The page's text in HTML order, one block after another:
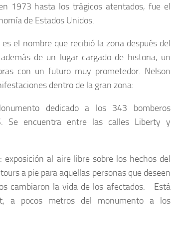
1973 hasta los trágicos atentados, fue el
de Estados Unidos.
es el nombre que recibió la zona después del
de un lugar cargado de historia, un
con un futuro muy prometedor. Nelson
dentro de la gran zona:
dedicado a los 343 bomberos
Se encuentra entre las calles Liberty y
exposición al aire libre sobre los hechos del
a pie para aquellas personas que deseen
cambiaron la vida de los afectados. Está
a pocos metros del monumento a los